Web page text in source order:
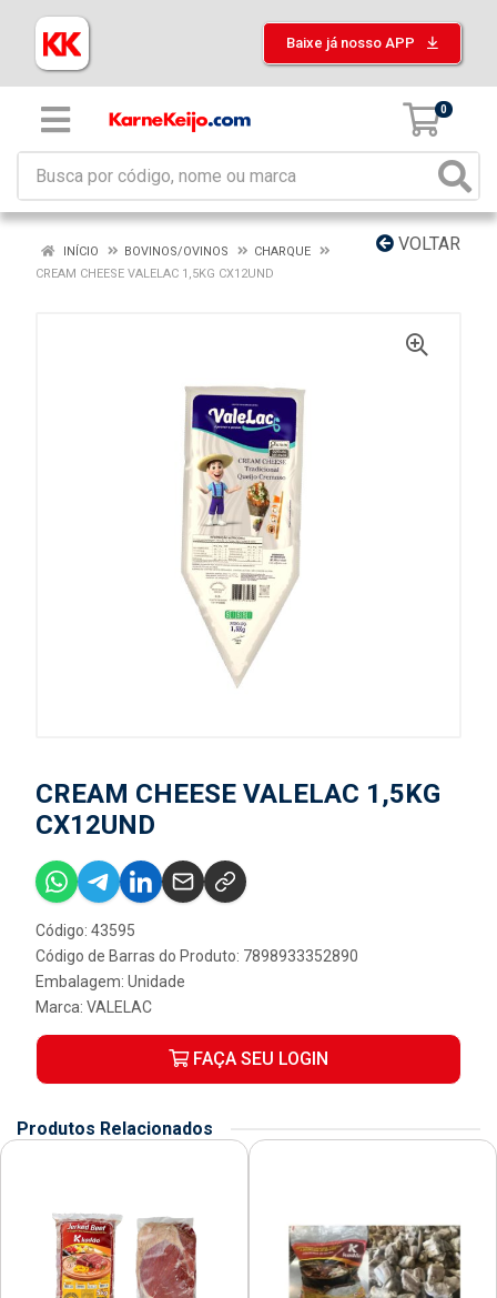
Baixe já nosso APP
0
VOLTAR
INÍCIO BOVINOS/OVINOS
CHARQUE
CREAM CHEESE VALELAC 1,5KG CX12UND
CREAM CHEESE VALELAC 1,5KG
CX12UND
Código: 43595
Código de Barras do Produto: 7898933352890
Embalagem: Unidade
Marca: VALELAC
FAÇA SEU LOGIN
Produtos Relacionados